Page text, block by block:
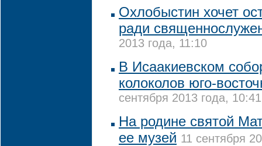
Охлобыстин хочет
ради
2013 года, 11:10
В Исаакиевском
колоколов юго-
сентября 2013 года, 10:41
На родине святой
ее музей 11 сентября